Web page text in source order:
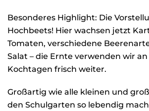
Besonderes Highlight: Die
Hochbeets! Hier wachsen jetzt
Tomaten, verschiedene
Salat – die Ernte verwenden wir
Kochtagen frisch weiter.
Großartig wie alle kleinen und
den Schulgarten so lebendig